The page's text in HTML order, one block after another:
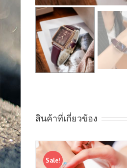
สินค้าที่เกี่ยวข้อง
Sale!